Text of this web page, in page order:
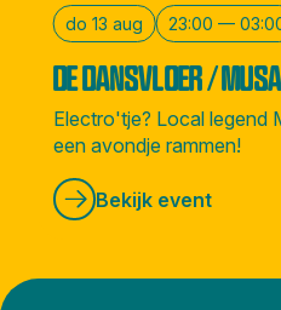
do 13 aug 23:00 —
DE DANSVLOER /
Electro'tje? Local legend
een avondje rammen!
Bekijk event